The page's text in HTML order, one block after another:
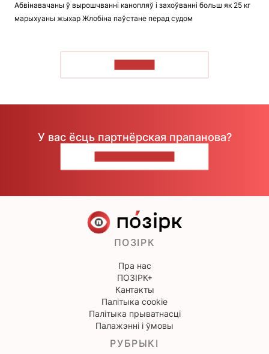
Абвінавачаны ў вырошчванні канопляў і захоўванні больш як 25 кг
марыхуаны жыхар Жлобіна паўстане перад судом
У вас ёсць партнёрская прапанова?
ПОЗІРК
Пра нас
ПОЗІРК+
Кантакты
Палітыка cookie
Палітыка прыватнасці
Палажэнні і ўмовы
РУБРЫКІ